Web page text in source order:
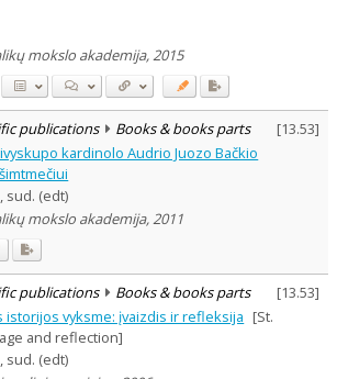
mokslo akademija, 2015
publications Books & books parts [13.53]
kardinolo Audrio Juozo Bačkio
sud. (edt)
mokslo akademija, 2011
publications Books & books parts [13.53]
istorijos vyksme: įvaizdis ir refleksija [St.
and reflection]
sud. (edt)